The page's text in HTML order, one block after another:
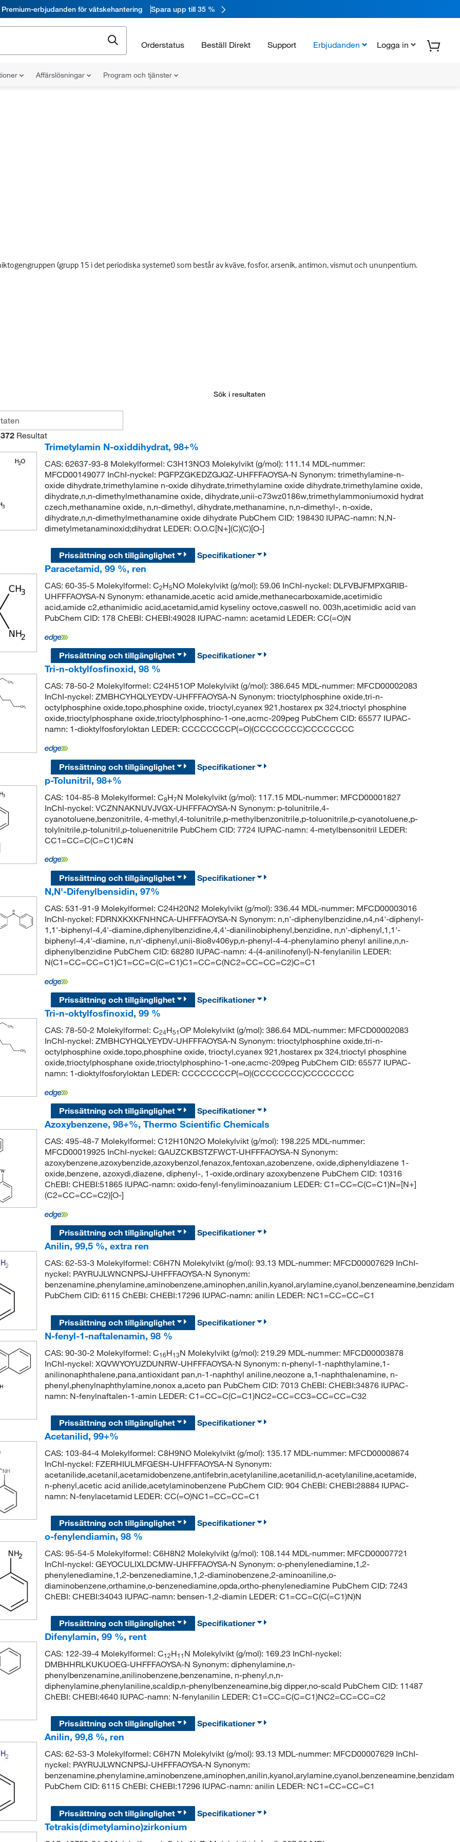
Premium-erbjudanden för vätskehantering Spara upp till 35 %
Orderstatus Beställ Direkt Support Erbjudanden Logga in
Affärslösningar Program och tjänster
(grupp 15 i det periodiska systemet) som består av kväve, fosfor, arsenik, antimon, vismut och ununpentium.
Sök i resultaten
372 Resultat
Trimetylamin N-oxiddihydrat, 98+%
CAS: 62637-93-8 Molekylformel: C3H13NO3 Molekylvikt (g/mol): 111.14 MDL-nummer:
MFCD00149077 InChI-nyckel: PGFPZGKEDZGJQZ-UHFFFAOYSA-N Synonym: trimethylamine-n-
oxide dihydrate,trimethylamine n-oxide dihydrate,trimethylamine oxide dihydrate,trimethylamine oxide,
dihydrate,n,n-dimethylmethanamine oxide, dihydrate,unii-c73wz0186w,trimethylammoniumoxid hydrat
czech,methanamine oxide, n,n-dimethyl, dihydrate,methanamine, n,n-dimethyl-, n-oxide,
dihydrate,n,n-dimethylmethanamine oxide dihydrate PubChem CID: 198430 IUPAC-namn: N,N-
dimetylmetanaminoxid;dihydrat LEDER: O.O.C[N+](C)(C)[O-]
Prissättning och tillgänglighet
Specifikationer
Paracetamid, 99 %, ren
CAS: 60-35-5 Molekylformel: C2H5NO Molekylvikt (g/mol): 59.06 InChI-nyckel: DLFVBJFMPXGRIB-
UHFFFAOYSA-N Synonym: ethanamide,acetic acid amide,methanecarboxamide,acetimidic
acid,amide c2,ethanimidic acid,acetamid,amid kyseliny octove,caswell no. 003h,acetimidic acid van
PubChem CID: 178 ChEBI: CHEBI:49028 IUPAC-namn: acetamid LEDER: CC(=O)N
Prissättning och tillgänglighet
Specifikationer
Tri-n-oktylfosfinoxid, 98 %
CAS: 78-50-2 Molekylformel: C24H51OP Molekylvikt (g/mol): 386.645 MDL-nummer: MFCD00002083
InChI-nyckel: ZMBHCYHQLYEYDV-UHFFFAOYSA-N Synonym: trioctylphosphine oxide,tri-n-
octylphosphine oxide,topo,phosphine oxide, trioctyl,cyanex 921,hostarex px 324,trioctyl phosphine
oxide,trioctylphosphane oxide,trioctylphosphino-1-one,acmc-209peg PubChem CID: 65577 IUPAC-
namn: 1-dioktylfosforyloktan LEDER: CCCCCCCCP(=O)(CCCCCCCC)CCCCCCCC
Prissättning och tillgänglighet
Specifikationer
p-Tolunitril, 98+%
CAS: 104-85-8 Molekylformel: C8H7N Molekylvikt (g/mol): 117.15 MDL-nummer: MFCD00001827
InChI-nyckel: VCZNNAKNUVJVGX-UHFFFAOYSA-N Synonym: p-tolunitrile,4-
cyanotoluene,benzonitrile, 4-methyl,4-tolunitrile,p-methylbenzonitrile,p-toluonitrile,p-cyanotoluene,p-
tolylnitrile,p-tolunitril,p-toluenenitrile PubChem CID: 7724 IUPAC-namn: 4-metylbensonitril LEDER:
CC1=CC=C(C=C1)C#N
Prissättning och tillgänglighet
Specifikationer
N,N'-Difenylbensidin, 97%
CAS: 531-91-9 Molekylformel: C24H20N2 Molekylvikt (g/mol): 336.44 MDL-nummer: MFCD00003016
InChI-nyckel: FDRNXKXKFNHNCA-UHFFFAOYSA-N Synonym: n,n'-diphenylbenzidine,n4,n4'-diphenyl-
1,1'-biphenyl-4,4'-diamine,diphenylbenzidine,4,4'-dianilinobiphenyl,benzidine, n,n'-diphenyl,1,1'-
biphenyl-4,4'-diamine, n,n'-diphenyl,unii-8io8v406yp,n-phenyl-4-4-phenylamino phenyl aniline,n,n-
diphenylbenzidine PubChem CID: 68280 IUPAC-namn: 4-(4-anilinofenyl)-N-fenylanilin LEDER:
N(C1=CC=CC=C1)C1=CC=C(C=C1)C1=CC=C(NC2=CC=CC=C2)C=C1
Prissättning och tillgänglighet
Specifikationer
Tri-n-oktylfosfinoxid, 99 %
CAS: 78-50-2 Molekylformel: C24H51OP Molekylvikt (g/mol): 386.64 MDL-nummer: MFCD00002083
InChI-nyckel: ZMBHCYHQLYEYDV-UHFFFAOYSA-N Synonym: trioctylphosphine oxide,tri-n-
octylphosphine oxide,topo,phosphine oxide, trioctyl,cyanex 921,hostarex px 324,trioctyl phosphine
oxide,trioctylphosphane oxide,trioctylphosphino-1-one,acmc-209peg PubChem CID: 65577 IUPAC-
namn: 1-dioktylfosforyloktan LEDER: CCCCCCCCP(=O)(CCCCCCCC)CCCCCCCC
Prissättning och tillgänglighet
Specifikationer
Azoxybenzene, 98+%, Thermo Scientific Chemicals
CAS: 495-48-7 Molekylformel: C12H10N2O Molekylvikt (g/mol): 198.225 MDL-nummer:
MFCD00019925 InChI-nyckel: GAUZCKBSTZFWCT-UHFFFAOYSA-N Synonym:
azoxybenzene,azoxybenzide,azoxybenzol,fenazox,fentoxan,azobenzene, oxide,diphenyldiazene 1-
oxide,benzene, azoxydi,diazene, diphenyl-, 1-oxide,ordinary azoxybenzene PubChem CID: 10316
ChEBI: CHEBI:51865 IUPAC-namn: oxido-fenyl-fenyliminoazanium LEDER: C1=CC=C(C=C1)N=[N+]
(C2=CC=CC=C2)[O-]
Prissättning och tillgänglighet
Specifikationer
Anilin, 99,5 %, extra ren
CAS: 62-53-3 Molekylformel: C6H7N Molekylvikt (g/mol): 93.13 MDL-nummer: MFCD00007629 InChI-
nyckel: PAYRUJLWNCNPSJ-UHFFFAOYSA-N Synonym:
benzenamine,phenylamine,aminobenzene,aminophen,anilin,kyanol,arylamine,cyanol,benzeneamine,benzidam
PubChem CID: 6115 ChEBI: CHEBI:17296 IUPAC-namn: anilin LEDER: NC1=CC=CC=C1
Prissättning och tillgänglighet
Specifikationer
N-fenyl-1-naftalenamin, 98 %
CAS: 90-30-2 Molekylformel: C16H13N Molekylvikt (g/mol): 219.29 MDL-nummer: MFCD00003878
InChI-nyckel: XQVWYOYUZDUNRW-UHFFFAOYSA-N Synonym: n-phenyl-1-naphthylamine,1-
anilinonaphthalene,pana,antioxidant pan,n-1-naphthyl aniline,neozone a,1-naphthalenamine, n-
phenyl,phenylnaphthylamine,nonox a,aceto pan PubChem CID: 7013 ChEBI: CHEBI:34876 IUPAC-
namn: N-fenylnaftalen-1-amin LEDER: C1=CC=C(C=C1)NC2=CC=CC3=CC=CC=C32
Prissättning och tillgänglighet
Specifikationer
Acetanilid, 99+%
CAS: 103-84-4 Molekylformel: C8H9NO Molekylvikt (g/mol): 135.17 MDL-nummer: MFCD00008674
InChI-nyckel: FZERHIULMFGESH-UHFFFAOYSA-N Synonym:
acetanilide,acetanil,acetamidobenzene,antifebrin,acetylaniline,acetanilid,n-acetylaniline,acetamide,
n-phenyl,acetic acid anilide,acetylaminobenzene PubChem CID: 904 ChEBI: CHEBI:28884 IUPAC-
namn: N-fenylacetamid LEDER: CC(=O)NC1=CC=CC=C1
Prissättning och tillgänglighet
Specifikationer
o-fenylendiamin, 98 %
CAS: 95-54-5 Molekylformel: C6H8N2 Molekylvikt (g/mol): 108.144 MDL-nummer: MFCD00007721
InChI-nyckel: GEYOCULIXLDCMW-UHFFFAOYSA-N Synonym: o-phenylenediamine,1,2-
phenylenediamine,1,2-benzenediamine,1,2-diaminobenzene,2-aminoaniline,o-
diaminobenzene,orthamine,o-benzenediamine,opda,ortho-phenylenediamine PubChem CID: 7243
ChEBI: CHEBI:34043 IUPAC-namn: bensen-1,2-diamin LEDER: C1=CC=C(C(=C1)N)N
Prissättning och tillgänglighet
Specifikationer
Difenylamin, 99 %, rent
CAS: 122-39-4 Molekylformel: C12H11N Molekylvikt (g/mol): 169.23 InChI-nyckel:
DMBHHRLKUKUOEG-UHFFFAOYSA-N Synonym: diphenylamine,n-
phenylbenzenamine,anilinobenzene,benzenamine, n-phenyl,n,n-
diphenylamine,phenylaniline,scaldip,n-phenylbenzeneamine,big dipper,no-scald PubChem CID: 11487
ChEBI: CHEBI:4640 IUPAC-namn: N-fenylanilin LEDER: C1=CC=C(C=C1)NC2=CC=CC=C2
Prissättning och tillgänglighet
Specifikationer
Anilin, 99,8 %, ren
CAS: 62-53-3 Molekylformel: C6H7N Molekylvikt (g/mol): 93.13 MDL-nummer: MFCD00007629 InChI-
nyckel: PAYRUJLWNCNPSJ-UHFFFAOYSA-N Synonym:
benzenamine,phenylamine,aminobenzene,aminophen,anilin,kyanol,arylamine,cyanol,benzeneamine,benzidam
PubChem CID: 6115 ChEBI: CHEBI:17296 IUPAC-namn: anilin LEDER: NC1=CC=CC=C1
Prissättning och tillgänglighet
Specifikationer
Tetrakis(dimetylamino)zirkonium